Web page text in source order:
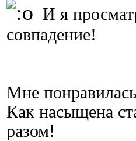
И я
совпадение!
Мне
Как насыщена
разом!